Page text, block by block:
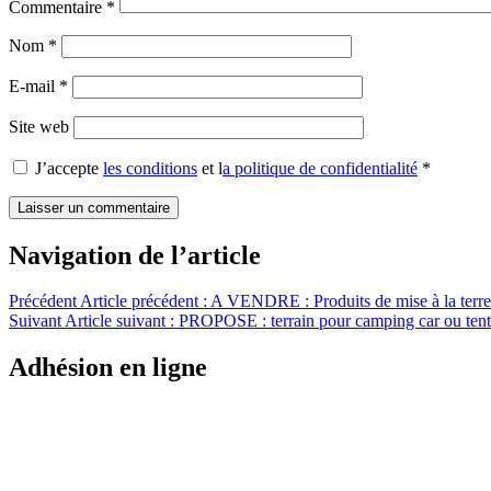
Commentaire *
Nom *
E-mail *
Site web
J’accepte les conditions et la politique de confidentialité *
Navigation de l’article
PrécédentArticle précédent : A VENDRE : Produits de mise à la
SuivantArticle suivant : PROPOSE : terrain pour camping car ou
Adhésion en ligne